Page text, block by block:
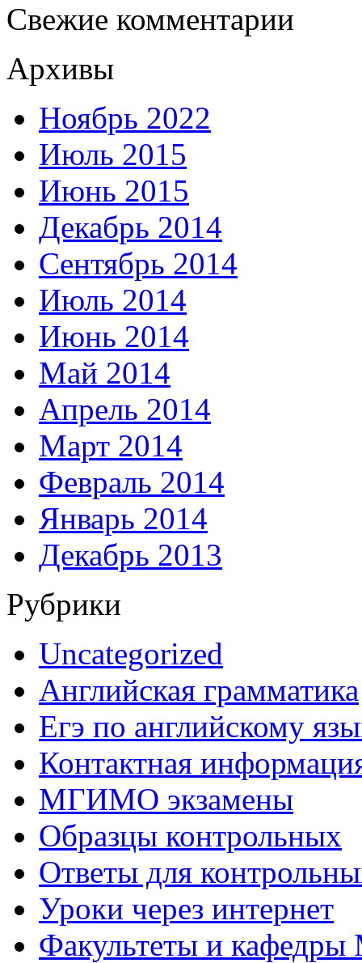
Свежие комментарии
Архивы
Ноябрь 2022
Июль 2015
Июнь 2015
Декабрь 2014
Сентябрь 2014
Июль 2014
Июнь 2014
Май 2014
Апрель 2014
Март 2014
Февраль 2014
Январь 2014
Декабрь 2013
Рубрики
Uncategorized
Английская грамматика
Егэ по английскому
Контактная
МГИМО экзамены
Образцы контрольных
Ответы для
Уроки через интернет
Факультеты и